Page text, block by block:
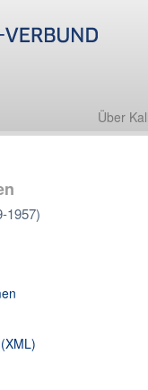
Über
1957)